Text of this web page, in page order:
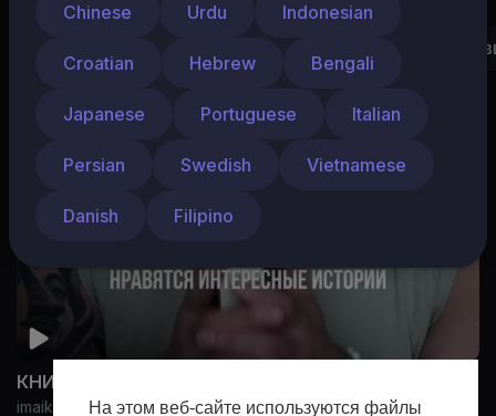
На этом веб-сайте используются файлы
КНИЖНАЯ РЕКОМЕНДАЦИЯ
imaikinioga
Chinese Urdu Indonesian
Croatian Hebrew Bengali
Japanese Portuguese Italian
Persian Swedish Vietnamese
Danish Filipino